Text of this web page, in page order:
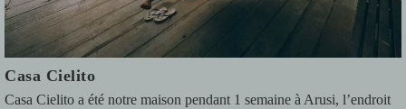
Casa Cielito
Casa Cielito a été notre maison pendant 1 semaine à Arusi, l’endroit